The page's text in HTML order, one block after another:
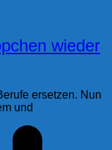
wieder
ersetzen. Nun
und